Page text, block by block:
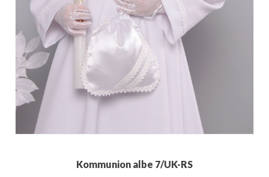
Kommunion albe 7/UK-RS